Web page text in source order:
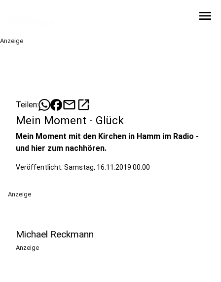
menu
Anzeige
Teilen: mailopen_in_new
Mein Moment - Glück
Mein Moment mit den Kirchen in Hamm im Radio -
und hier zum nachhören.
Veröffentlicht: Samstag, 16.11.2019 00:00
Anzeige
Michael Reckmann
Anzeige